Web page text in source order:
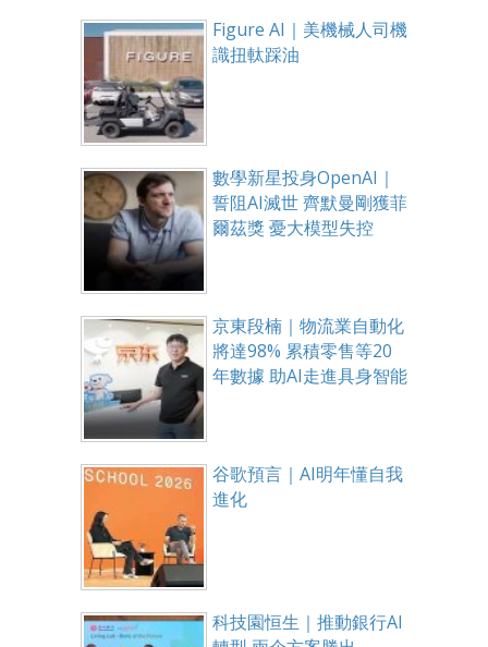
Figure AI｜美機械人司機
識扭軚踩油
數學新星投身OpenAI｜
誓阻AI滅世 齊默曼剛獲菲
爾茲獎 憂大模型失控
京東段楠｜物流業自動化
將達98% 累積零售等20
年數據 助AI走進具身智能
谷歌預言｜AI明年懂自我
進化
科技園恒生｜推動銀行AI